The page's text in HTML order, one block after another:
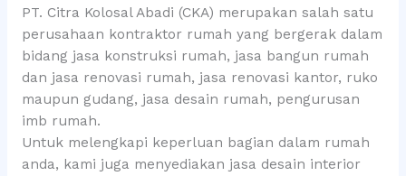
PT. Citra Kolosal Abadi (CKA) merupakan salah satu
perusahaan kontraktor rumah yang bergerak dalam
bidang jasa konstruksi rumah, jasa bangun rumah
dan jasa renovasi rumah, jasa renovasi kantor, ruko
maupun gudang, jasa desain rumah, pengurusan
imb rumah.
Untuk melengkapi keperluan bagian dalam rumah
anda, kami juga menyediakan jasa desain interior